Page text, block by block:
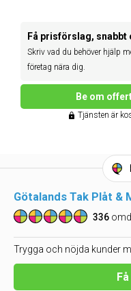
Få prisförslag, snabbt
Skriv vad du behöver hjälp
företag nära dig.
Be om
Tjänsten är
Götalands Tak Plåt &
336
Trygga och nöjda kunder